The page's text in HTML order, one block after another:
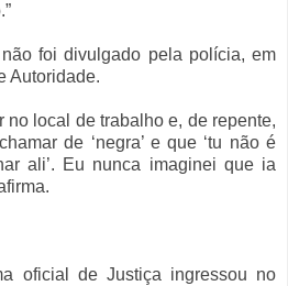
foi divulgado pela polícia, em
Autoridade.
no local de trabalho e, de repente,
de ‘negra’ e que ‘tu não é
ali’. Eu nunca imaginei que ia
oficial de Justiça ingressou no